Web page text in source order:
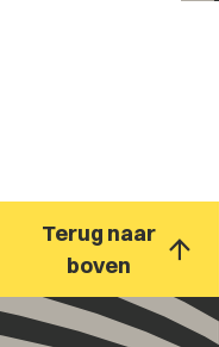
Terug naar
boven